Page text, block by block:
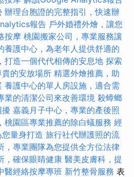
辦理台胞證的完整指引，快速辦
報告 戶外婚禮外燴，讓您
按摩 桃園搬家公司，專業服務讓
養護中心，為老年人提供舒適的
打造一個代代相傳的安息地 探索
的安放場所 精選外燴推薦，助
養護中心的單人房設施，適合需
業的清潔公司來改善環境 殺蟑螂
嘉義月子中心，專業的產後照
桃園區專業推薦的除白蟻服務 經
量身打造 旅行社代辦護照的流
，專業團隊為您提供全方位法律
，確保眼睛健康 醫美皮膚科，提
醫經絡按摩專班 新竹整骨服務 表